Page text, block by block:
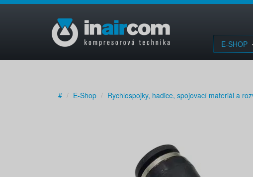
E-SHOP
# E-Shop Rychlospojky, hadice, spojovací materiál a